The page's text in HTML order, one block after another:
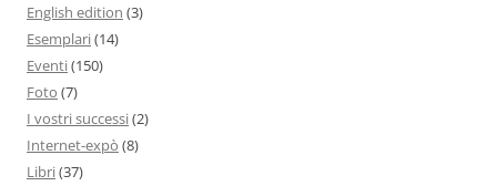
English edition (3)
Esemplari(14)
Eventi(150)
Foto (7)
I vostri successi(2)
Internet-expò (8)
Libri(37)